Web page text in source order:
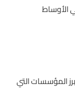
الأوساط
المؤسسات التي